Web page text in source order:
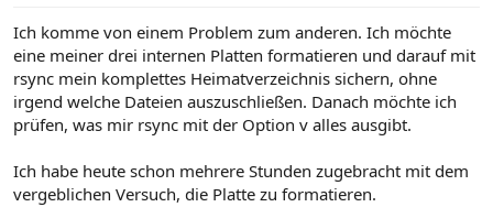
m
Ich komme von einem Problem zum anderen. Ich möchte
eine meiner drei internen Platten formatieren und darauf mit
rsync mein komplettes Heimatverzeichnis sichern, ohne
irgend welche Dateien auszuschließen. Danach möchte ich
prüfen, was mir rsync mit der Option v alles ausgibt.
Ich habe heute schon mehrere Stunden zugebracht mit dem
vergeblichen Versuch, die Platte zu formatieren.